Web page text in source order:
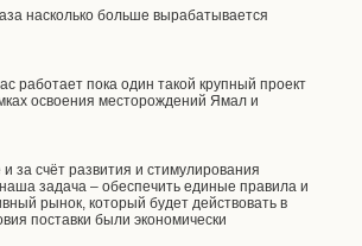
насколько больше вырабатывается
работает пока один такой крупный проект
освоения месторождений Ямал и
за счёт развития и стимулирования
задача – обеспечить единые правила и
рынок, который будет действовать в
поставки были экономически